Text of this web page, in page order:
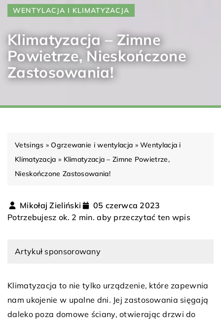
WENTYLACJA I KLIMATYZACJA
Klimatyzacja – Zimne
Powietrze, Nieskończone
Zastosowania!
Vetsings »Ogrzewanie i wentylacja »Wentylacja i
Klimatyzacja » Klimatyzacja – Zimne Powietrze,
Nieskończone Zastosowania!
Mikołaj Zieliński
05 czerwca 2023
Potrzebujesz ok. 2 min. aby przeczytać ten wpis
Artykuł sponsorowany
Klimatyzacja to nie tylko urządzenie, które zapewnia
nam ukojenie w upalne dni. Jej zastosowania sięgają
daleko poza domowe ściany, otwierając drzwi do